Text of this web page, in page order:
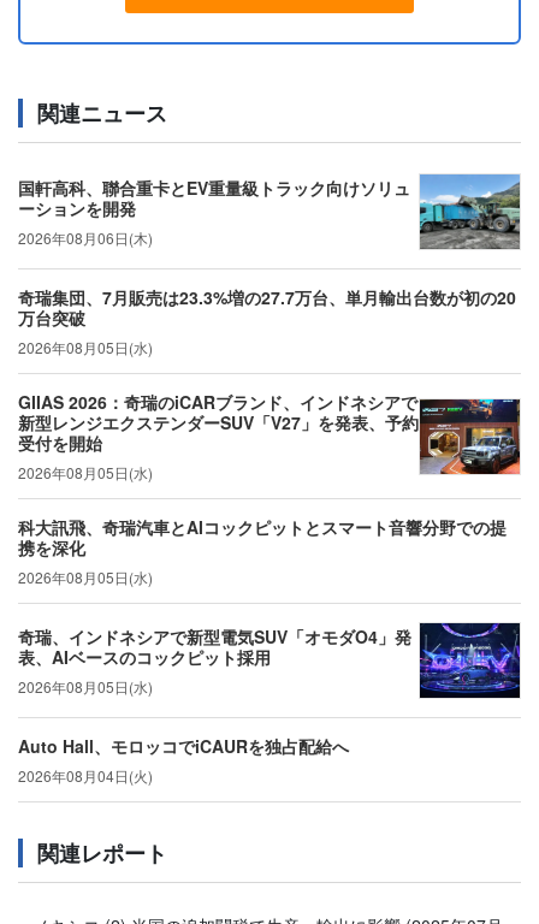
関連ニュース
国軒高科、聯合重卡とEV重量級トラック向けソリュ
ーションを開発
2026年08月06日(木)
奇瑞集団、7月販売は23.3%増の27.7万台、単月輸出台数が初の20
万台突破
2026年08月05日(水)
GIIAS 2026：奇瑞のiCARブランド、インドネシアで
新型レンジエクステンダーSUV「V27」を発表、予約
受付を開始
2026年08月05日(水)
科大訊飛、奇瑞汽車とAIコックピットとスマート音響分野での提
携を深化
2026年08月05日(水)
奇瑞、インドネシアで新型電気SUV「オモダO4」発
表、AIベースのコックピット採用
2026年08月05日(水)
Auto Hall、モロッコでiCAURを独占配給へ
2026年08月04日(火)
関連レポート